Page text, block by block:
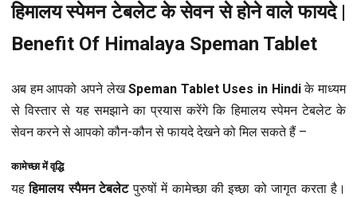
हिमालय स्पेमन टेबलेट के सेवन से होने वाले फायदे |
Benefit Of Himalaya Speman Tablet
अब हम आपको अपने लेखSpeman Tablet Uses in Hindiके माध्यम
से विस्तार से यह समझाने का प्रयास करेंगे कि हिमालय स्पेमन टेबलेट के
सेवन करने से आपको कौन-कौन से फायदे देखने को मिल सकते हैं –
कामेच्छा में वृद्धि
यहहिमालय स्पैमन टेबलेटपुरुषों में कामेच्छा की इच्छा को जागृत करता है।